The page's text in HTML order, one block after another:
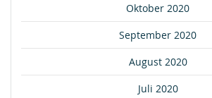
Oktober 2020
September 2020
August 2020
Juli 2020